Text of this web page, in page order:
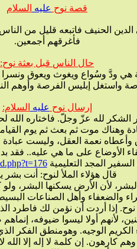
قصة نوح عليه السلام
فأغرقهم أجمعين.
حال الناس قبل بعثة نوح:
إرسال نوح عليه السلام:
المجد التعليمية
قال هؤلاء الملأ لنوح: أنت بشر